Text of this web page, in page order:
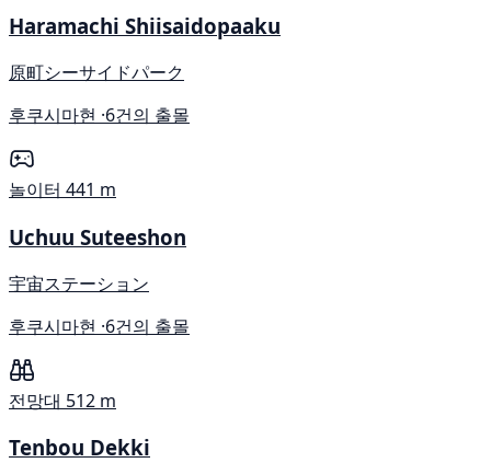
Haramachi Shiisaidopaaku
原町シーサイドパーク
후쿠시마현 ·6건의 출몰
놀이터 441 m
Uchuu Suteeshon
宇宙ステーション
후쿠시마현 ·6건의 출몰
전망대 512 m
Tenbou Dekki